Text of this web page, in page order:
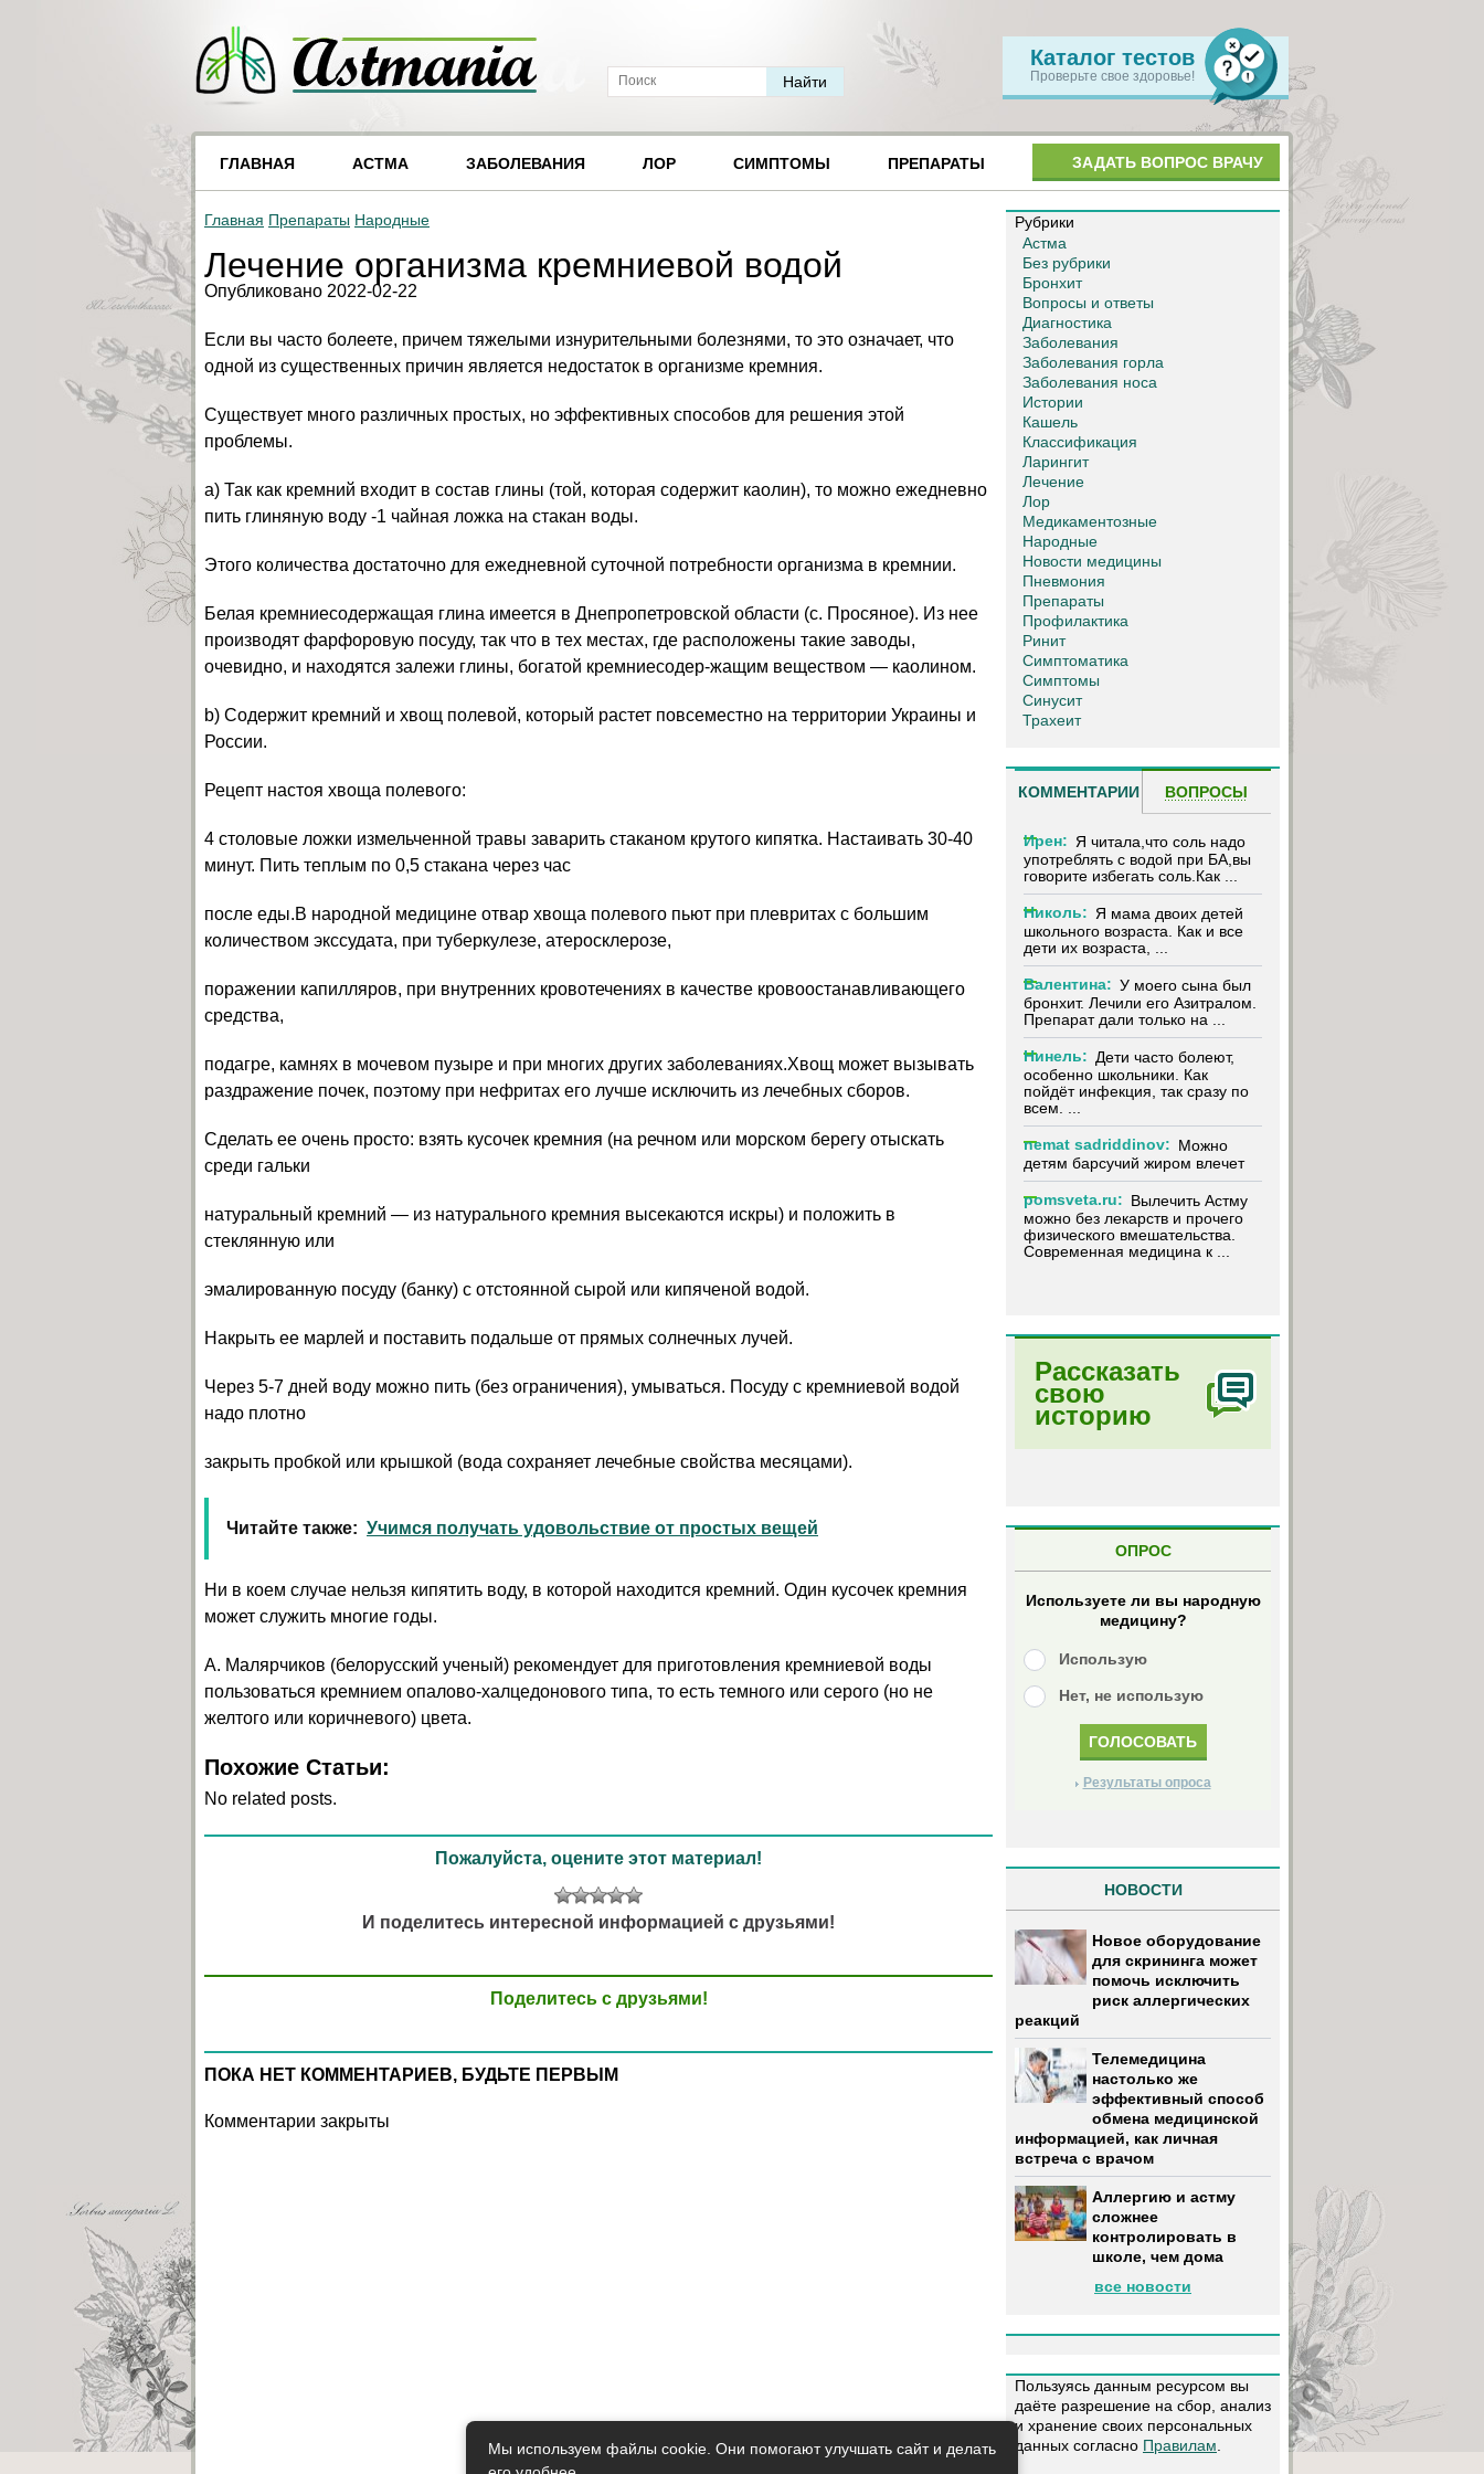
Каталог тестов
Проверьте свое здоровье!
ГЛАВНАЯ АСТМА ЗАБОЛЕВАНИЯ ЛОР СИМПТОМЫ ПРЕПАРАТЫ ЗАДАТЬ ВОПРОС ВРАЧУ
Главная Препараты Народные
Лечение организма кремниевой водой
Опубликовано 2022-02-22
Если вы часто болеете, причем тяжелыми изнурительными болезнями, то это означает, что
одной из существенных причин является недостаток в организме кремния.
Существует много различных простых, но эффективных способов для решения этой
проблемы.
a) Так как кремний входит в состав глины (той, которая содержит каолин), то можно ежедневно
пить глиняную воду -1 чайная ложка на стакан воды.
Этого количества достаточно для ежедневной суточной потребности организма в кремнии.
Белая кремниесодержащая глина имеется в Днепропетровской области (с. Просяное). Из нее
производят фарфоровую посуду, так что в тех местах, где расположены такие заводы,
очевидно, и находятся залежи глины, богатой кремниесодер-жащим веществом — каолином.
b) Содержит кремний и хвощ полевой, который растет повсеместно на территории Украины и
России.
Рецепт настоя хвоща полевого:
4 столовые ложки измельченной травы заварить стаканом крутого кипятка. Настаивать 30-40
минут. Пить теплым по 0,5 стакана через час
после еды.В народной медицине отвар хвоща полевого пьют при плевритах с большим
количеством экссудата, при туберкулезе, атеросклерозе,
поражении капилляров, при внутренних кровотечениях в качестве кровоостанавливающего
средства,
подагре, камнях в мочевом пузыре и при многих других заболеваниях.Хвощ может вызывать
раздражение почек, поэтому при нефритах его лучше исключить из лечебных сборов.
Сделать ее очень просто: взять кусочек кремния (на речном или морском берегу отыскать
среди гальки
натуральный кремний — из натурального кремния высекаются искры) и положить в
стеклянную или
эмалированную посуду (банку) с отстоянной сырой или кипяченой водой.
Накрыть ее марлей и поставить подальше от прямых солнечных лучей.
Через 5-7 дней воду можно пить (без ограничения), умываться. Посуду с кремниевой водой
надо плотно
закрыть пробкой или крышкой (вода сохраняет лечебные свойства месяцами).
Читайте также: Учимся получать удовольствие от простых вещей
Ни в коем случае нельзя кипятить воду, в которой находится кремний. Один кусочек кремния
может служить многие годы.
А. Малярчиков (белорусский ученый) рекомендует для приготовления кремниевой воды
пользоваться кремнием опалово-халцедонового типа, то есть темного или серого (но не
желтого или коричневого) цвета.
Похожие Статьи:
No related posts.
Пожалуйста, оцените этот материал!
И поделитесь интересной информацией с друзьями!
Поделитесь с друзьями!
ПОКА НЕТ КОММЕНТАРИЕВ, БУДЬТЕ ПЕРВЫМ
Комментарии закрыты
Рубрики
Астма
Без рубрики
Бронхит
Вопросы и ответы
Диагностика
Заболевания
Заболевания горла
Заболевания носа
Истории
Кашель
Классификация
Ларингит
Лечение
Лор
Медикаментозные
Народные
Новости медицины
Пневмония
Препараты
Профилактика
Ринит
Симптоматика
Симптомы
Синусит
Трахеит
КОММЕНТАРИИ ВОПРОСЫ
Ирен: Я читала,что соль надо
употреблять с водой при БА,вы
говорите избегать соль.Как ...
Николь: Я мама двоих детей
школьного возраста. Как и все
дети их возраста, ...
Валентина: У моего сына был
бронхит. Лечили его Азитралом.
Препарат дали только на ...
Нинель: Дети часто болеют,
особенно школьники. Как
пойдёт инфекция, так сразу по
всем. ...
nemat sadriddinov: Можно
детям барсучий жиром влечет
pomsveta.ru: Вылечить Астму
можно без лекарств и прочего
физического вмешательства.
Современная медицина к ...
Рассказать
свою
историю
ОПРОС
Используете ли вы народную
медицину?
Использую
Нет, не использую
Результаты опроса
НОВОСТИ
Новое оборудование
для скрининга может
помочь исключить
риск аллергических
реакций
Телемедицина
настолько же
эффективный способ
обмена медицинской
информацией, как личная
встреча с врачом
Аллергию и астму
сложнее
контролировать в
школе, чем дома
все новости
Пользуясь данным ресурсом вы
даёте разрешение на сбор, анализ
и хранение своих персональных
данных согласно Правилам
Мы используем файлы cookie. Они помогают улучшать сайт и делать